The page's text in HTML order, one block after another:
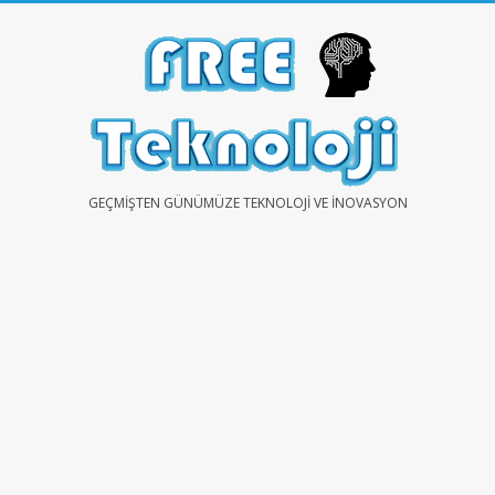
FREEGEÇMIŞTEN GÜNÜMÜZE TEKNOLOJI VE İNOVASYON